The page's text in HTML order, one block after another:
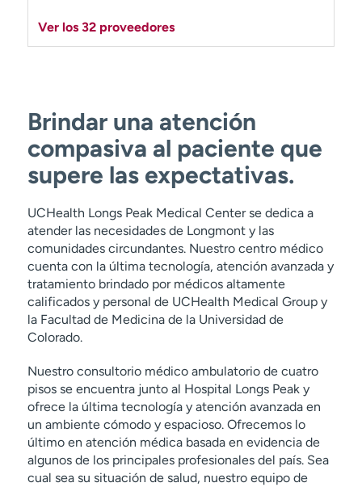
Ver los 32 proveedores
Brindar una atención
compasiva al paciente que
supere las expectativas.
UCHealth Longs Peak Medical Center se dedica a
atender las necesidades de Longmont y las
comunidades circundantes. Nuestro centro médico
cuenta con la última tecnología, atención avanzada y
tratamiento brindado por médicos altamente
calificados y personal de UCHealth Medical Group y
la Facultad de Medicina de la Universidad de
Colorado.
Nuestro consultorio médico ambulatorio de cuatro
pisos se encuentra junto al Hospital Longs Peak y
ofrece la última tecnología y atención avanzada en
un ambiente cómodo y espacioso. Ofrecemos lo
último en atención médica basada en evidencia de
algunos de los principales profesionales del país. Sea
cual sea su situación de salud, nuestro equipo de